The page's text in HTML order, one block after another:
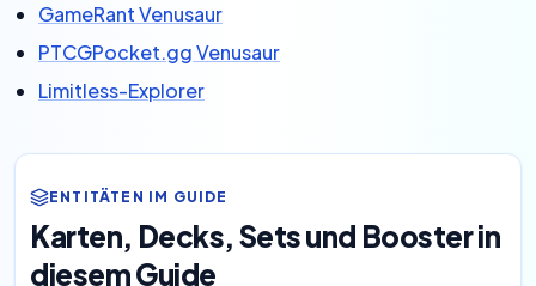
GameRant Venusaur
PTCGPocket.gg Venusaur
Limitless-Explorer
ENTITÄTEN IM GUIDE
Karten, Decks, Sets und Booster in
diesem Guide